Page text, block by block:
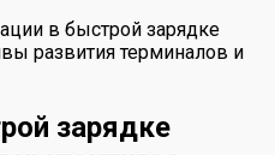
в быстрой зарядке
развития терминалов и
зарядке